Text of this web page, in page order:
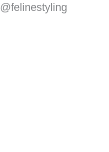
@felinestyling